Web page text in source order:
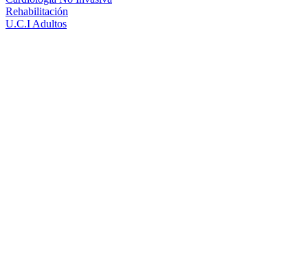
Rehabilitación
U.C.I Adultos